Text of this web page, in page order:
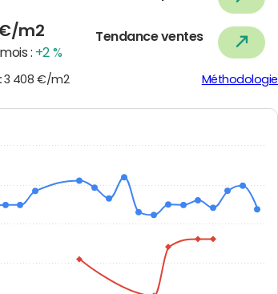
m2
: +2 %
Tendance ventes
3 408 €/m2 Méthodologie